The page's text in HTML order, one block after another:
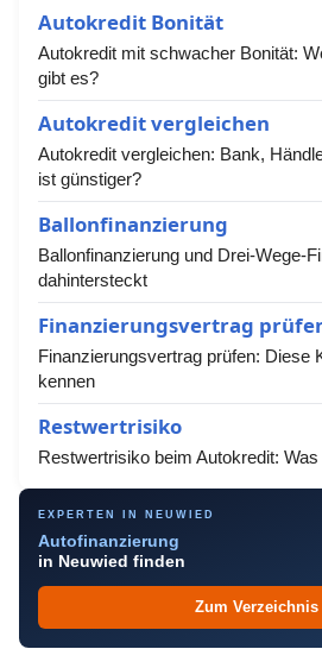
Autokredit Bonität
Autokredit mit schwacher Bonität:
gibt es?
Autokredit vergleichen
Autokredit vergleichen: Bank,
ist günstiger?
Ballonfinanzierung
Ballonfinanzierung und Drei-Wege-
dahintersteckt
Finanzierungsvertrag
Finanzierungsvertrag prüfen: Diese
kennen
Restwertrisiko
Restwertrisiko beim Autokredit:
EXPERTEN IN NEUWIED
Autofinanzierung
in Neuwied finden
Zum